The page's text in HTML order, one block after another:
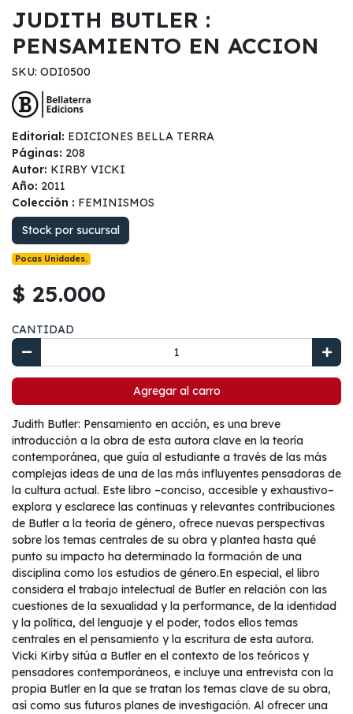
JUDITH BUTLER :
PENSAMIENTO EN ACCION
SKU: ODI0500
Editorial: EDICIONES BELLA TERRA
Páginas: 208
Autor: KIRBY VICKI
Año: 2011
Colección : FEMINISMOS
Stock por sucursal
Pocas Unidades.
$ 25.000
CANTIDAD
Agregar al carro
Judith Butler: Pensamiento en acción, es una breve
introducción a la obra de esta autora clave en la teoría
contemporánea, que guía al estudiante a través de las más
complejas ideas de una de las más influyentes pensadoras de
la cultura actual. Este libro –conciso, accesible y exhaustivo–
explora y esclarece las continuas y relevantes contribuciones
de Butler a la teoría de género, ofrece nuevas perspectivas
sobre los temas centrales de su obra y plantea hasta qué
punto su impacto ha determinado la formación de una
disciplina como los estudios de género.En especial, el libro
considera el trabajo intelectual de Butler en relación con las
cuestiones de la sexualidad y la performance, de la identidad
y la política, del lenguaje y el poder, todos ellos temas
centrales en el pensamiento y la escritura de esta autora.
Vicki Kirby sitúa a Butler en el contexto de los teóricos y
pensadores contemporáneos, e incluye una entrevista con la
propia Butler en la que se tratan los temas clave de su obra,
así como sus futuros planes de investigación. Al ofrecer una